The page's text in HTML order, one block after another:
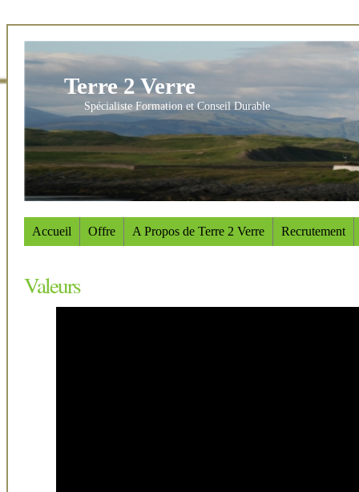
Terre 2 Verre
Spécialiste Formation et Conseil Durable
Accueil Offre A Propos de Terre 2 Verre Recrutement
Valeurs